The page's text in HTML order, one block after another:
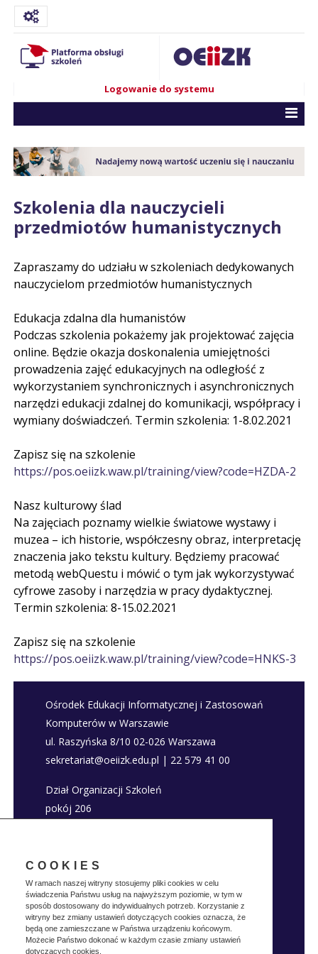
COOKIES
W ramach naszej witryny stosujemy pliki cookies w celu
świadczenia Państwu usług na najwyższym poziomie, w tym w
sposób dostosowany do indywidualnych potrzeb. Korzystanie z
witryny bez zmiany ustawień dotyczących cookies oznacza, że
będą one zamieszczane w Państwa urządzeniu końcowym.
Możecie Państwo dokonać w każdym czasie zmiany ustawień
dotyczących cookies.
Logowanie do systemu
Szkolenia dla nauczycieli
przedmiotów humanistycznych
Zapraszamy do udziału w szkoleniach dedykowanych
nauczycielom przedmiotów humanistycznych
Edukacja zdalna dla humanistów
Podczas szkolenia pokażemy jak projektować zajęcia
online. Będzie okazja doskonalenia umiejętności
prowadzenia zajęć edukacyjnych na odległość z
wykorzystaniem synchronicznych i asynchronicznych
narzędzi edukacji zdalnej do komunikacji, współpracy i
wymiany doświadczeń. Termin szkolenia: 1-8.02.2021
Zapisz się na szkolenie
https://pos.oeiizk.waw.pl/training/view?code=HZDA-2
Nasz kulturowy ślad
Na zajęciach poznamy wielkie światowe wystawy i
muzea – ich historie, współczesny obraz, interpretację
znaczenia jako tekstu kultury. Będziemy pracować
metodą webQuestu i mówić o tym jak wykorzystywać
cyfrowe zasoby i narzędzia w pracy dydaktycznej.
Termin szkolenia: 8-15.02.2021
Zapisz się na szkolenie
https://pos.oeiizk.waw.pl/training/view?code=HNKS-3
Ośrodek Edukacji Informatycznej i Zastosowań
Komputerów w Warszawie
ul. Raszyńska 8/10 02-026 Warszawa
sekretariat@oeiizk.edu.pl | 22 579 41 00
Dział Organizacji Szkoleń
pokój 206
Polityka prywatnosci